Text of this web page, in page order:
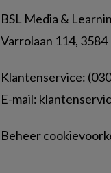
BSL Media &
Varrolaan 114,
Klantenservice:
E-mail:
Beheer